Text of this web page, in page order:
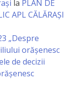
la PLAN DE
APL CĂLĂRAȘI
„Despre
orășenesc
de decizii